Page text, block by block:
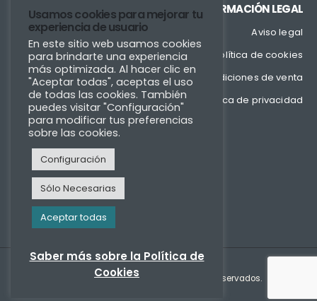
INFORMACIÓN LEGAL
Aviso legal
Política de cookies
Condiciones de venta
Política de privacidad
Copyright © Fixmader 2022. Todos los derechos reservados.
Usamos cookies para mejorar tu
experiencia de usuario
En este sitio web usamos cookies
para brindarte una experiencia
más optimizada. Al hacer clic en
"Aceptar todas", aceptas el uso
de todas las cookies. También
puedes visitar "Configuración"
para modificar tus preferencias
sobre las cookies.
Configuración
Sólo Necesarias
Aceptar todas
Saber más sobre la Política de
Cookies